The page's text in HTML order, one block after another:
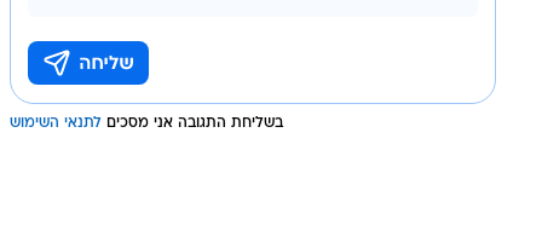
בשליחת התגובה אני מסכים לתנאי השימוש